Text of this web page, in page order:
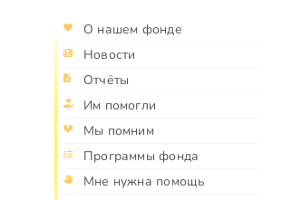
О нашем фонде
Новости
Отчёты
Им помогли
Мы помним
Программы фонда
Мне нужна помощь